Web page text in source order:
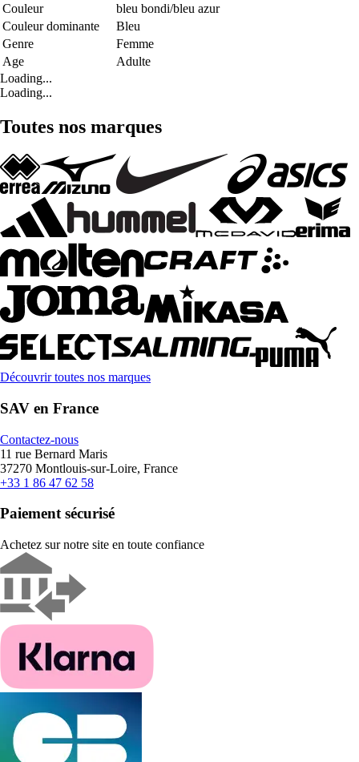
Couleur
bleu bondi/bleu azur
Couleur dominante
Bleu
Genre
Femme
Age
Adulte
Loading...
Loading...
Toutes nos marques
Découvrir toutes nos marques
SAV en France
Contactez-nous
11 rue Bernard Maris
37270 Montlouis-sur-Loire, France
+33 1 86 47 62 58
Paiement sécurisé
Achetez sur notre site en toute confiance